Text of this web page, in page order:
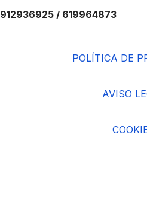
912936925 / 619964873
POLÍTICA DE
AVISO